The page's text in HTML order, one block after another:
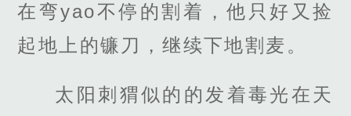
在弯yao不停的割着，他只好又捡
起地上的镰刀，继续下地割麦。
太阳刺猬似的的发着毒光在天